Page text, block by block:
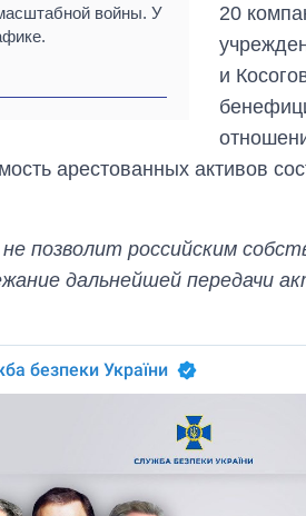
войны. У
20
и
арестованных активов
позволит российским
дальнейшей передачи